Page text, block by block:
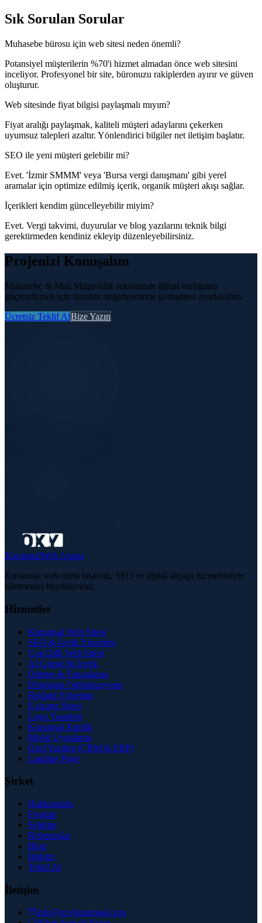
Sık Sorulan Sorular
Muhasebe bürosu için web sitesi neden önemli?
Potansiyel müşterilerin %70'i hizmet almadan önce web sitesini
inceliyor. Profesyonel bir site, büronuzu rakiplerden ayırır ve güven
oluşturur.
Web sitesinde fiyat bilgisi paylaşmalı mıyım?
Fiyat aralığı paylaşmak, kaliteli müşteri adaylarını çekerken
uyumsuz talepleri azaltır. Yönlendirici bilgiler net iletişim başlatır.
SEO ile yeni müşteri gelebilir mi?
Evet. 'İzmir SMMM' veya 'Bursa vergi danışmanı' gibi yerel
aramalar için optimize edilmiş içerik, organik müşteri akışı sağlar.
İçerikleri kendim güncelleyebilir miyim?
Evet. Vergi takvimi, duyurular ve blog yazılarını teknik bilgi
gerektirmeden kendiniz ekleyip düzenleyebilirsiniz.
Projenizi Konuşalım
Muhasebe & Mali Müşavirlik sektöründe dijital varlığınızı
güçlendirmek için ücretsiz değerlendirme görüşmesi ayarlayalım.
Ücretsiz Teklif AlBize Yazın
KurumsalWeb Ajansı
Kurumsal web sitesi tasarımı, SEO ve dijital altyapı hizmetleriyle
işletmenizi büyütüyoruz.
Hizmetler
Kurumsal Web Sitesi
SEO & İçerik Yönetimi
Çok Dilli Web Sitesi
AI Görsel & İçerik
Ödeme & Faturalama
Dönüşüm Optimizasyonu
Reklam Yönetimi
E-ticaret Sitesi
Logo Tasarımı
Kurumsal Kimlik
Mobil Uygulama
Özel Yazılım (CRM & ERP)
Landing Page
Şirket
Hakkımızda
Fiyatlar
Şehirler
Referanslar
Blog
İletişim
Teklif Al
İletişim
info@oxykurumsal.com